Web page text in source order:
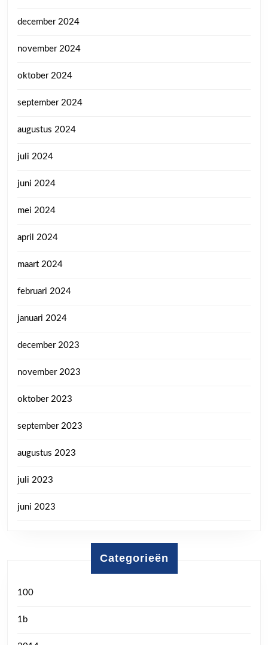
december 2024
november 2024
oktober 2024
september 2024
augustus 2024
juli 2024
juni 2024
mei 2024
april 2024
maart 2024
februari 2024
januari 2024
december 2023
november 2023
oktober 2023
september 2023
augustus 2023
juli 2023
juni 2023
Categorieën
100
1b